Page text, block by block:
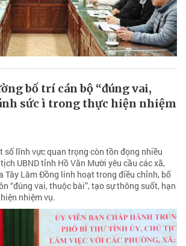
bố trí cán bộ “đúng vai,
sức ì trong thực hiện nhiệm
số lĩnh vực quan trọng còn tồn đọng nhiều
UBND tỉnh Hồ Văn Mười yêu cầu các xã,
Tây Lâm Đồng linh hoạt trong điều chỉnh, bố
“đúng vai, thuộc bài”, tạo sự thông suốt, hạn
nhiệm vụ.